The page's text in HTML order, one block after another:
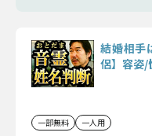
結婚相
侶】容姿/
一部無料 一人用